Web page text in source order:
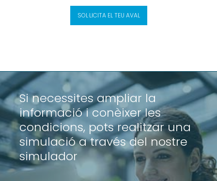
SOL·LICITA EL TEU AVAL
Si necessites ampliar la
informació i conèixer les
condicions, pots realitzar una
simulació a través del nostre
simulador